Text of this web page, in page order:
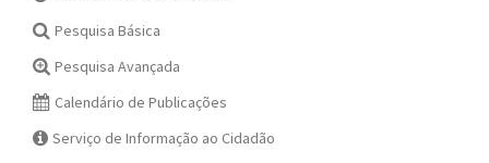
Pesquisa Básica
Pesquisa Avançada
Calendário de Publicações
Serviço de Informação ao Cidadão